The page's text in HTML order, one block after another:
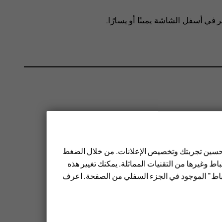
في أسفل الشاشة يمينًا أو يسارًا.
تحسين تجربتك وتخصيص الإعلانات. من خلال الضغط
وغيرها من التقنيات المماثلة. يمكنك تغيير هذه
الموجود في الجزء السفلي من الصفحة. اعرف